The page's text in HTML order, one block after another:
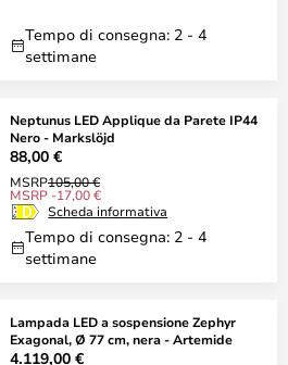
Tempo di consegna: 2 - 4
settimane
Neptunus LED Applique da Parete IP44
Nero - Markslöjd
88,00 €
MSRP105,00 €
MSRP -17,00 €
Scheda informativa
Tempo di consegna: 2 - 4
settimane
Lampada LED a sospensione Zephyr
Exagonal, Ø 77 cm, nera - Artemide
4.119,00 €